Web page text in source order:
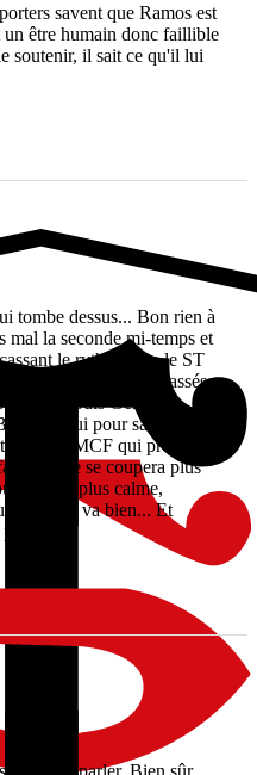
savent que Ramos est
un être humain donc faillible
soutenir, il sait ce qu'il lui
tombe dessus... Bon rien à
mal la seconde mi-temps et
le rythme que le ST
avec 3 placages cassés
trouent puis Germain ... )
qui pour sa première
jeune MCF qui promet
et ne se coupera plus
Serin plus calme,
ça va bien... Et
lieu d'en parler. Bien sûr